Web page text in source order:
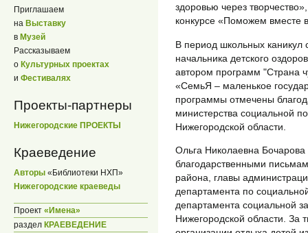
Приглашаем
на Выставку
в Музей
Рассказываем
о Культурных проектах
и Фестивалях
Проекты-партнеры
Нижегородские ПРОЕКТЫ
Краеведение
Авторы «Библиотеки НХП»
Нижегородские краеведы
Проект «Имена»
раздел КРАЕВЕДЕНИЕ
здоровью через
конкурсе «Поможем вместе
В период школьных каникул
начальника детского
автором программ "Страна
«СемьЯ – маленькое
программы отмечены
министерства социальной
Нижегородской области.
Ольга Николаевна
благодарственными
района, главы
департамента по
департамента социальной
Нижегородской области. За